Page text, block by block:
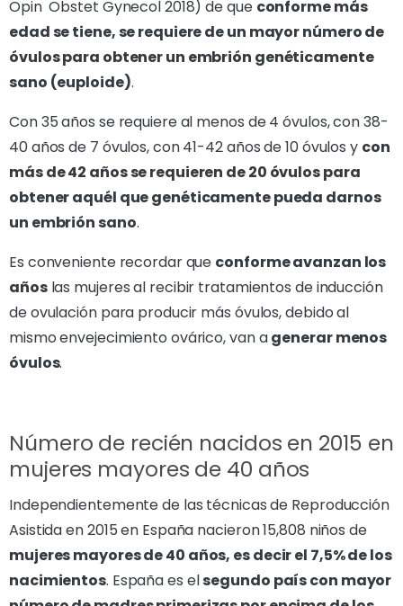
Opin Obstet Gynecol 2018) de que conforme más
edad se tiene, se requiere de un mayor número de
óvulos para obtener un embrión genéticamente
sano (euploide).
Con 35 años se requiere al menos de 4 óvulos, con 38-
40 años de 7 óvulos, con 41-42 años de 10 óvulos y con
más de 42 años se requieren de 20 óvulos para
obtener aquél que genéticamente pueda darnos
un embrión sano.
Es conveniente recordar que conforme avanzan los
añoslas mujeres al recibir tratamientos de inducción
de ovulación para producir más óvulos, debido al
mismo envejecimiento ovárico, van agenerar menos
óvulos.
Número de recién nacidos en 2015 en
mujeres mayores de 40 años
Independientemente de las técnicas de Reproducción
Asistida en 2015 en España nacieron 15,808 niños de
mujeres mayores de 40 años, es decir el 7,5% de los
nacimientos. España es elsegundo país con mayor